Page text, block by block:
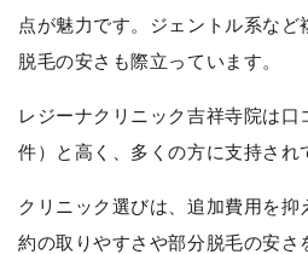
点が魅力です。ジェントル系な
脱毛の安さも際立っています。
レジーナクリニック吉祥寺院は
件）と高く、多くの方に支持され
クリニック選びは、追加費用を
約の取りやすさや部分脱毛の安さ